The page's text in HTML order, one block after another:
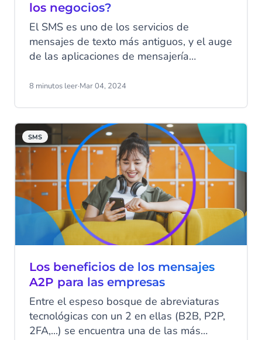
los negocios?
El SMS es uno de los servicios de
mensajes de texto más antiguos, y el auge
de las aplicaciones de mensajería
tráfico de SMS. A diferencia de las nuevas
mensajes de texto simples, sin florituras y
con un límite de 160 caracteres. A pesar
de ello, el SMS sigue siendo uno de los
canales de comunicación más impactantes
hoy en día. Lee todo sobre las estadísticas
del SMS y su valor continuo para la
comunicación empresarial moderna.
8 minutos leer·Mar 04, 2024
SMS
Los beneficios de los mensajes
A2P para las empresas
Entre el espeso bosque de abreviaturas
tecnológicas con un 2 en ellas (B2B, P2P,
2FA,...) se encuentra una de las más